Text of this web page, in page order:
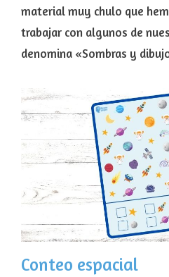
material muy chulo que
trabajar con algunos de
denomina «Sombras y
Conteo espacial